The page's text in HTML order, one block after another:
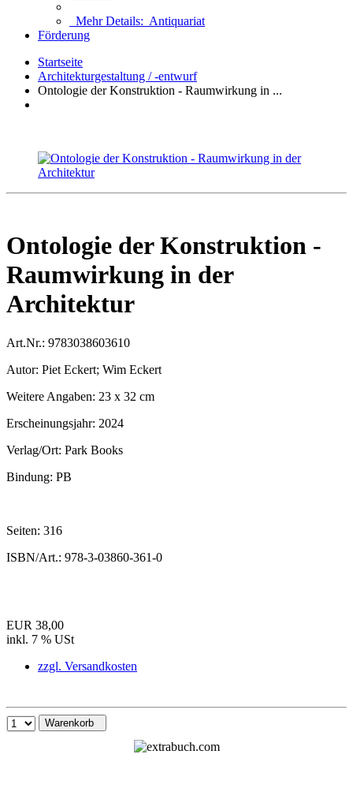
Mehr Details: Antiquariat
Förderung
Startseite
Architekturgestaltung / -entwurf
Ontologie der Konstruktion - Raumwirkung in ...
Ontologie der Konstruktion -
Raumwirkung in der
Architektur
Art.Nr.: 9783038603610
Autor: Piet Eckert; Wim Eckert
Weitere Angaben: 23 x 32 cm
Erscheinungsjahr: 2024
Verlag/Ort: Park Books
Bindung: PB
Seiten: 316
ISBN/Art.: 978-3-03860-361-0
EUR 38,00
inkl. 7 % USt
zzgl. Versandkosten
Warenkorb